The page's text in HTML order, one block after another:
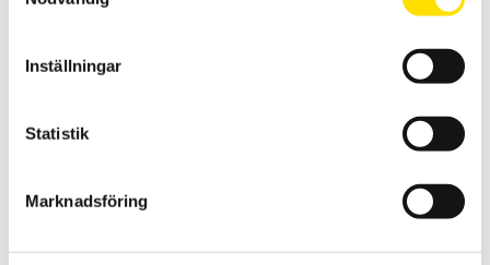
Inställningar
Statistik
Marknadsföring
Med slingimpedanstänger görs periodisk underhållskontroll av
med tidsstämpling samt automatiskt Hold-funtion för bekväm